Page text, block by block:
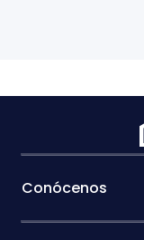
Conócenos